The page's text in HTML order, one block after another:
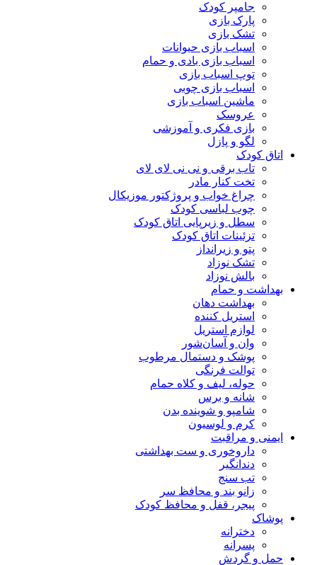
جامپر کودک
پارک بازی
تشک بازی
اسباب بازی حیوانات
اسباب بازی بادی و حمام
توپ اسباب بازی
اسباب بازی چوبی
ماشین اسباب بازی
عروسک
بازی فکری و آموزشی
لگو و پازل
اتاق کودک
تاب برقی و نی نی لای لای
تخت کنار مادر
چراغ خواب و پروژکتور موزیکال
چوب لباسی کودک
سطل و زیرپایی اتاق کودک
تزئینات اتاق کودک
پتو و زیرانداز
تشک نوزاد
بالش نوزاد
بهداشت و حمام
بهداشت دهان
استریل کننده
لوازم استریل
وان و آسان‌شور
پوشک و دستمال مرطوب
توالت فرنگی
حوله، لیف و کلاه حمام
شانه و برس
شامپو و شوینده بدن
کرم و لوسیون
ایمنی و مراقبت
داروخوری و ست بهداشتی
دندانگیر
تب‌ سنج
زانو بند و محافظ سر
پیجر، قفل و محافظ کودک
پوشاک
دخترانه
پسرانه
حمل و گردش